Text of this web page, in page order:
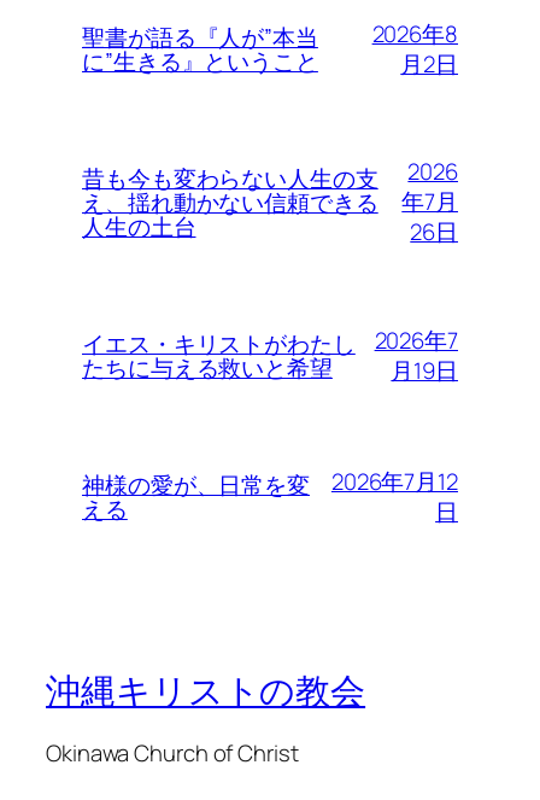
聖書が語る『人が”本当
に”生きる』ということ
2026年8
月2日
昔も今も変わらない人生の支
え、揺れ動かない信頼できる
人生の土台
2026
年7月
26日
イエス・キリストがわたし
たちに与える救いと希望
2026年7
月19日
神様の愛が、日常を変
える
2026年7月12
日
沖縄キリストの教会
Okinawa Church of Christ